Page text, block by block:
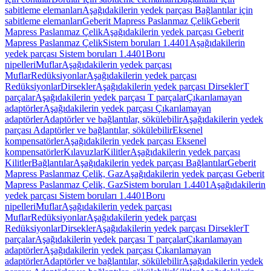
sabitleme elemanlarıAşağıdakilerin yedek parçası Bağlantılar için
sabitleme elemanlarıGeberit Mapress Paslanmaz ÇelikGeberit
Mapress Paslanmaz ÇelikAşağıdakilerin yedek parçası Geberit
Mapress Paslanmaz ÇelikSistem boruları 1.4401 Aşağıdakilerin
yedek parçası Sistem boruları 1.4401Boru
nipelleriMuflarAşağıdakilerin yedek parçası
MuflarRedüksiyonlarAşağıdakilerin yedek parçası
RedüksiyonlarDirseklerAşağıdakilerin yedek parçası DirseklerT
parçalarAşağıdakilerin yedek parçası T parçalarÇıkarılamayan
adaptörlerAşağıdakilerin yedek parçası Çıkarılamayan
adaptörlerAdaptörler ve bağlantılar, sökülebilirAşağıdakilerin yedek
parçası Adaptörler ve bağlantılar, sökülebilirEksenel
kompensatörlerAşağıdakilerin yedek parçası Eksenel
kompensatörlerKılavuzlarKilitlerAşağıdakilerin yedek parçası
KilitlerBağlantılarAşağıdakilerin yedek parçası BağlantılarGeberit
Mapress Paslanmaz Çelik, GazAşağıdakilerin yedek parçası Geberit
Mapress Paslanmaz Çelik, GazSistem boruları 1.4401 Aşağıdakilerin
yedek parçası Sistem boruları 1.4401Boru
nipelleriMuflarAşağıdakilerin yedek parçası
MuflarRedüksiyonlarAşağıdakilerin yedek parçası
RedüksiyonlarDirseklerAşağıdakilerin yedek parçası DirseklerT
parçalarAşağıdakilerin yedek parçası T parçalarÇıkarılamayan
adaptörlerAşağıdakilerin yedek parçası Çıkarılamayan
adaptörlerAdaptörler ve bağlantılar, sökülebilirAşağıdakilerin yedek